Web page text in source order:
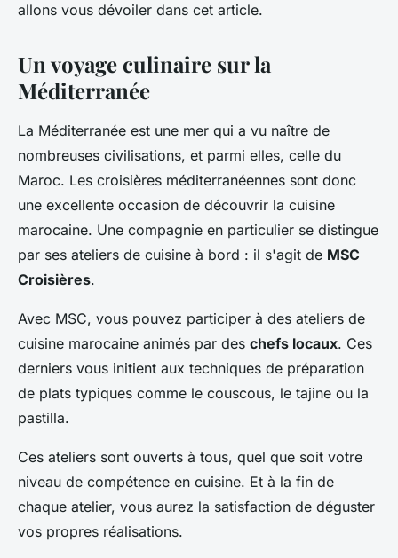
allons vous dévoiler dans cet article.
Un voyage culinaire sur la
Méditerranée
La Méditerranée est une mer qui a vu naître de
nombreuses civilisations, et parmi elles, celle du
Maroc. Les croisières méditerranéennes sont donc
une excellente occasion de découvrir la cuisine
marocaine. Une compagnie en particulier se distingue
par ses ateliers de cuisine à bord : il s'agit de MSC
Croisières.
Avec MSC, vous pouvez participer à des ateliers de
cuisine marocaine animés par des chefs locaux. Ces
derniers vous initient aux techniques de préparation
de plats typiques comme le couscous, le tajine ou la
pastilla.
Ces ateliers sont ouverts à tous, quel que soit votre
niveau de compétence en cuisine. Et à la fin de
chaque atelier, vous aurez la satisfaction de déguster
vos propres réalisations.